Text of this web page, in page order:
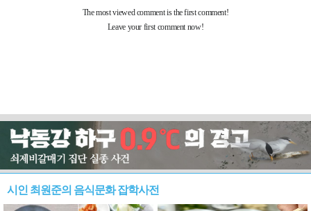
시인 최원준의 음식문화 잡학사전